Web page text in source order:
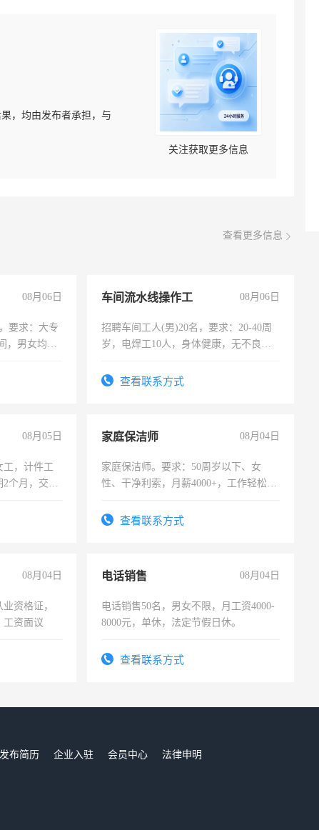
，均由发布者承担，与
关注获取更多信息
查看更多信息
08月06日
要求：大专
，男女均
薪+绩效，
车间流水线操作工 08月06日
招聘车间工人(男)20名，要求：20-40周
岁，电焊工10人，身体健康，无不良嗜
宿，免费发放劳保用品，两班倒，每月
查看联系方式
08月05日
工，计件工
2个月，交五
家庭保洁师 08月04日
家庭保洁师。要求：50周岁以下、女
性、干净利索，月薪4000+，工作轻松，
太太等。查看联系方式
08月04日
资格证，
工资面议
电话销售 08月04日
电话销售50名，男女不限，月工资4000-
8000元，单休，法定节假日休。
查看联系方式
发布简历 企业入驻 会员中心
法律申明